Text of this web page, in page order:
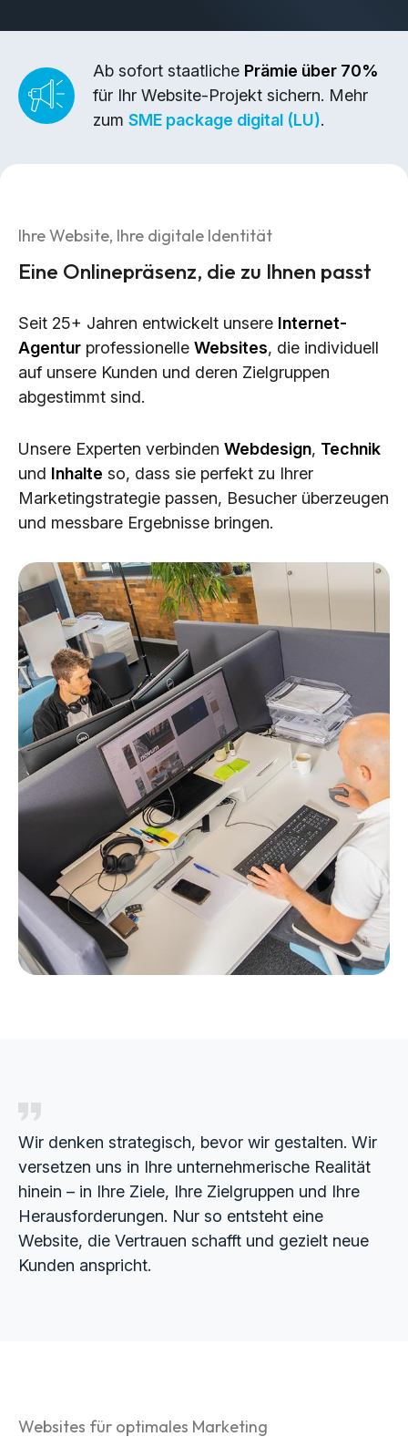
Websites
Content-Kreation & Storytelling
Marketing
Social Media Marketing (SMM)
E-Mail Marketing
Applications
Web-Applikationen
CMS - Content Management System
KI-Lösungen
Ab sofort staatliche Prämie über 70%
für Ihr Website-Projekt sichern. Mehr
zum SME package digital (LU).
Ihre Website, Ihre digitale Identität
Eine Onlinepräsenz, die zu Ihnen passt
Seit 25+ Jahren entwickelt unsere Internet-
Agentur professionelle Websites, die individuell
auf unsere Kunden und deren Zielgruppen
abgestimmt sind.
Unsere Experten verbinden Webdesign, Technik
und Inhalte so, dass sie perfekt zu Ihrer
Marketingstrategie passen, Besucher überzeugen
und messbare Ergebnisse bringen.
Wir denken strategisch, bevor wir gestalten. Wir
versetzen uns in Ihre unternehmerische Realität
hinein – in Ihre Ziele, Ihre Zielgruppen und Ihre
Herausforderungen. Nur so entsteht eine
Website, die Vertrauen schafft und gezielt neue
Kunden anspricht.
Websites für optimales Marketing